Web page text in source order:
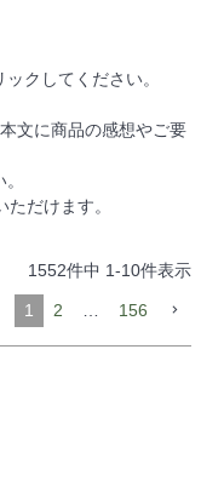
クしてください。
文に商品の感想やご要
だけます。
1552件中 1-10件表示
1 2 … 156